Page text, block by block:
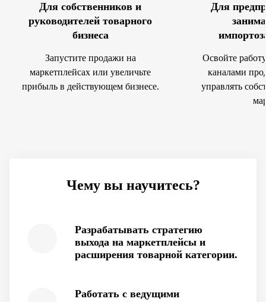
Для собственников и
руководителей товарного
бизнеса
Запустите продажи на
маркетплейсах или увеличьте
прибыль в действующем бизнесе.
Для
Освойте
каналами
управлять
Чему вы научитесь?
Разрабатывать стратегию
выхода на маркетплейсы и
расширения товарной категории.
Работать с ведущими